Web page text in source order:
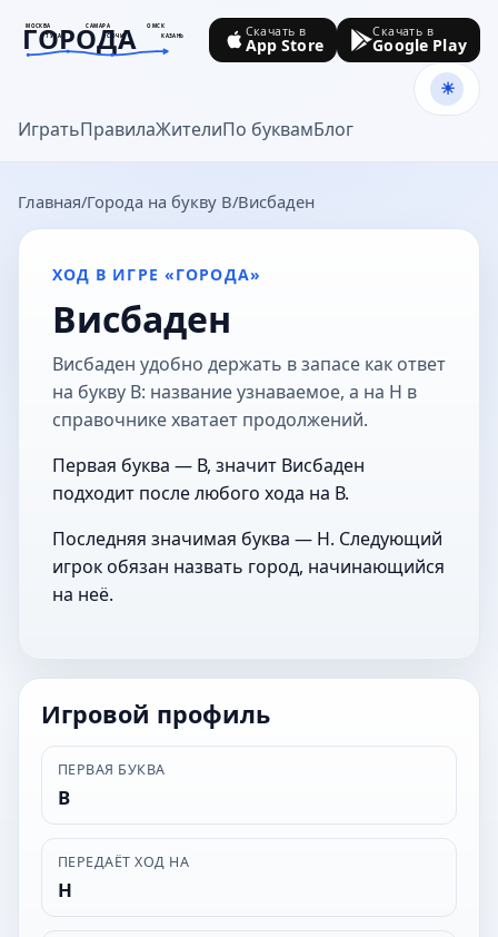
МОСКВА САМАРА
ОМСК
ТУЛА
СОЧИ КАЗАНЬ
ГОРОДА
goroda-na.ru
ИгратьПравилаЖителиПо буквамБлог
Скачать в
App Store
Скачать в
Google Play
Главная Города на букву В Висбаден
ХОД В ИГРЕ «ГОРОДА»
Висбаден
Висбаден удобно держать в запасе как ответ
на букву В: название узнаваемое, а на Н в
справочнике хватает продолжений.
Первая буква — В, значит Висбаден
подходит после любого хода на В.
Последняя значимая буква — Н. Следующий
игрок обязан назвать город, начинающийся
на неё.
Игровой профиль
ПЕРВАЯ БУКВА
В
ПЕРЕДАЁТ ХОД НА
Н